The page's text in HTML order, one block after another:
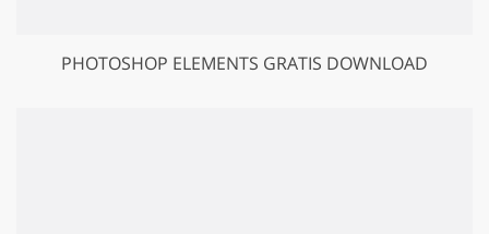
PHOTOSHOP ELEMENTS GRATIS DOWNLOAD